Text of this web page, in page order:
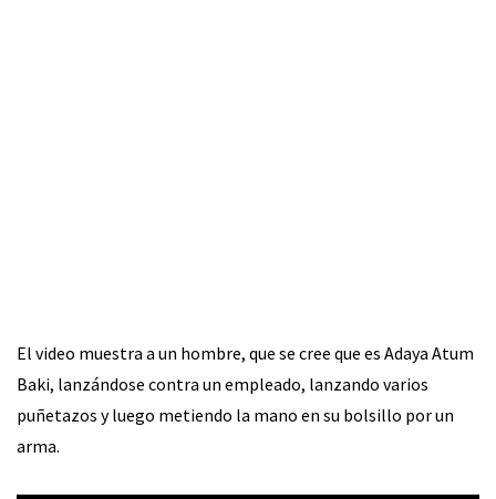
El video muestra a un hombre, que se cree que es Adaya Atum
Baki, lanzándose contra un empleado, lanzando varios
puñetazos y luego metiendo la mano en su bolsillo por un
arma.